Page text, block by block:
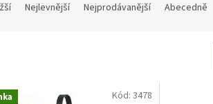
Nejlevnější Nejprodávanější Abecedně
Kód: 3478